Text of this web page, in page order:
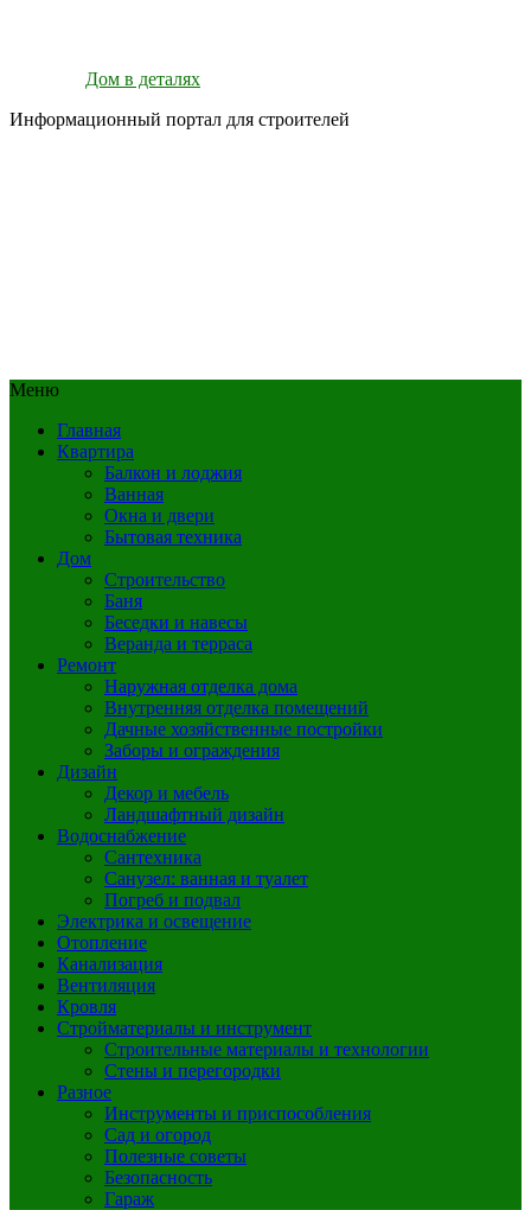
Дом в деталях
Информационный портал для строителей
Меню
Главная
Квартира
Балкон и лоджия
Ванная
Окна и двери
Бытовая техника
Дом
Строительство
Баня
Беседки и навесы
Веранда и терраса
Ремонт
Наружная отделка дома
Внутренняя отделка помещений
Дачные хозяйственные постройки
Заборы и ограждения
Дизайн
Декор и мебель
Ландшафтный дизайн
Водоснабжение
Сантехника
Санузел: ванная и туалет
Погреб и подвал
Электрика и освещение
Отопление
Канализация
Вентиляция
Кровля
Стройматериалы и инструмент
Строительные материалы и технологии
Стены и перегородки
Разное
Инструменты и приспособления
Сад и огород
Полезные советы
Безопасность
Гараж